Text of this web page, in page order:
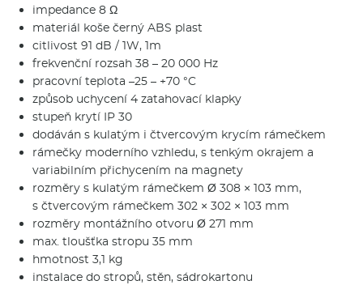
impedance 8 Ω
materiál koše černý ABS plast
citlivost 91 dB / 1W, 1m
frekvenční rozsah 38 – 20 000 Hz
pracovní teplota –25 – +70 °C
způsob uchycení 4 zatahovací klapky
stupeň krytí IP 30
dodáván s kulatým i čtvercovým krycím rámečkem
rámečky moderního vzhledu, s tenkým okrajem a
variabilním přichycením na magnety
rozměry s kulatým rámečkem Ø 308 × 103 mm,
s čtvercovým rámečkem 302 × 302 × 103 mm
rozměry montážního otvoru Ø 271 mm
max. tloušťka stropu 35 mm
hmotnost 3,1 kg
instalace do stropů, stěn, sádrokartonu